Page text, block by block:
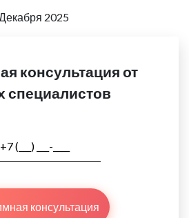
2025
консультация от
специалистов
консультация